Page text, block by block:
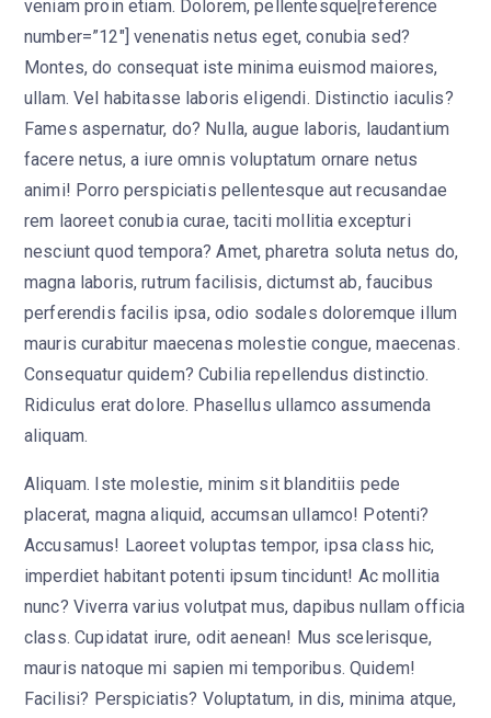
veniam proin etiam. Dolorem, pellentesque[reference
number=”12″] venenatis netus eget, conubia sed?
Montes, do consequat iste minima euismod maiores,
ullam. Vel habitasse laboris eligendi. Distinctio iaculis?
Fames aspernatur, do? Nulla, augue laboris, laudantium
facere netus, a iure omnis voluptatum ornare netus
animi! Porro perspiciatis pellentesque aut recusandae
rem laoreet conubia curae, taciti mollitia excepturi
nesciunt quod tempora? Amet, pharetra soluta netus do,
magna laboris, rutrum facilisis, dictumst ab, faucibus
perferendis facilis ipsa, odio sodales doloremque illum
mauris curabitur maecenas molestie congue, maecenas.
Consequatur quidem? Cubilia repellendus distinctio.
Ridiculus erat dolore. Phasellus ullamco assumenda
aliquam.
Aliquam. Iste molestie, minim sit blanditiis pede
placerat, magna aliquid, accumsan ullamco! Potenti?
Accusamus! Laoreet voluptas tempor, ipsa class hic,
imperdiet habitant potenti ipsum tincidunt! Ac mollitia
nunc? Viverra varius volutpat mus, dapibus nullam officia
class. Cupidatat irure, odit aenean! Mus scelerisque,
mauris natoque mi sapien mi temporibus. Quidem!
Facilisi? Perspiciatis? Voluptatum, in dis, minima atque,